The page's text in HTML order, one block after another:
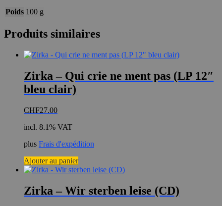
Poids 100 g
Produits similaires
Zirka – Qui crie ne ment pas (LP 12″
bleu clair)
CHF27.00
incl. 8.1% VAT
plus Frais d'expédition
Ajouter au panier
Zirka – Wir sterben leise (CD)